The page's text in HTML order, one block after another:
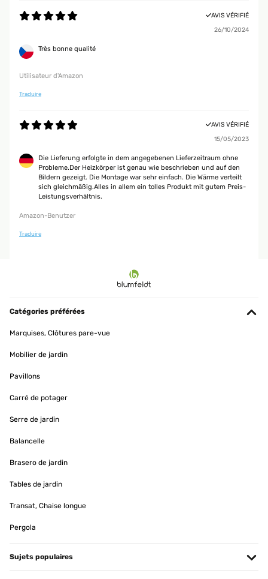
AVIS VÉRIFIÉ
26/10/2024
Très bonne qualité
Utilisateur d'Amazon
Traduire
AVIS VÉRIFIÉ
15/05/2023
Die Lieferung erfolgte in dem angegebenen Lieferzeitraum ohne
Probleme.Der Heizkörper ist genau wie beschrieben und auf den
Bildern gezeigt. Die Montage war sehr einfach. Die Wärme verteilt
sich gleichmäßig.Alles in allem ein tolles Produkt mit gutem Preis-
Leistungsverhältnis.
Amazon-Benutzer
Traduire
Catégories préférées
Marquises, Clôtures pare-vue
Mobilier de jardin
Pavillons
Carré de potager
Serre de jardin
Balancelle
Brasero de jardin
Tables de jardin
Transat, Chaise longue
Pergola
Sujets populaires